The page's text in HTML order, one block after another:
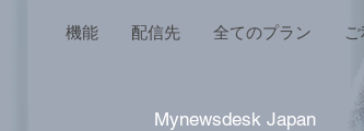
機能 配信先 全てのプラン
Mynewsdesk Japan